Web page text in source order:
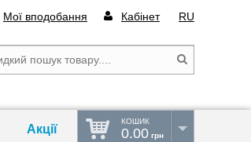
Мої вподобання Кабінет RU
Акції
КОШИК
0.00 грн